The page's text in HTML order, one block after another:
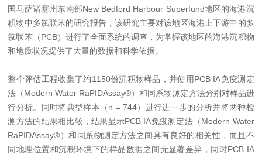
国马萨诸塞州东南部New Bedford Harbour Superfund地区的海港沉
积物中多氯联苯的研究报告，该研究主要对该地区海港上下游中的多
氯联苯（PCB）进行了全面系统的调查，为掌握该地区的海港沉积物
和地质状况提供了大量的数据和科学依据。
整个评估工程收集了约1150份沉积物样品，并使用PCB IA免疫测定
法（Modern Water RaPIDAssay®）和同系物测定方法分别对样品进
行分析。
同时将典型样本（n = 744）进行进一步的分析并将两种检
测方法的结果相比较，结果显示PCB IA免疫测定法（Modern Water
RaPIDAssay®）和同系物测定方法之间具有良好的相关性，而且不
同地理位置和沉积环境下的样品数据之间无显著差异，同时PCB IA